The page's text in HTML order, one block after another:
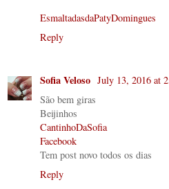
EsmaltadasdaPatyDomingues
Reply
Sofia Veloso July 13, 2016 at
São bem giras
Beijinhos
CantinhoDaSofia
Facebook
Tem post novo todos os dias
Reply